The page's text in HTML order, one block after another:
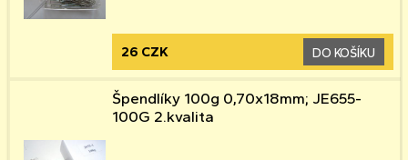
26 CZK DO KOŠÍKU
Špendlíky 100g 0,70x18mm; JE655-
100G 2.kvalita